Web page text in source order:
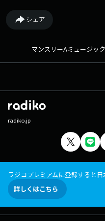
シェア
マンスリーAミュージック
radiko.jp
ラジコプレミアムに登録すると
詳しくはこちら